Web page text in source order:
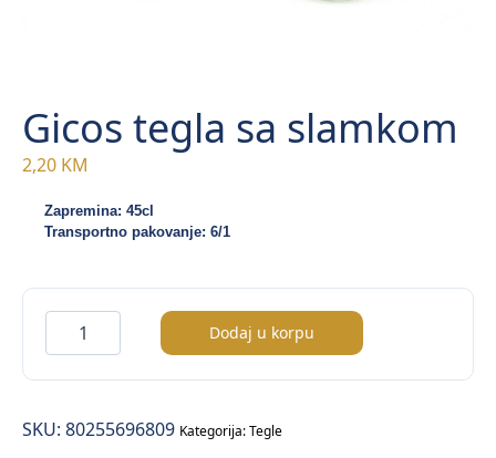
Gicos tegla sa slamkom
2,20 KM
Zapremina: 45cl
Transportno pakovanje: 6/1
Gicos
tegla
sa
količina
Dodaj u korpu
SKU: 80255696809 Kategorija:Tegle